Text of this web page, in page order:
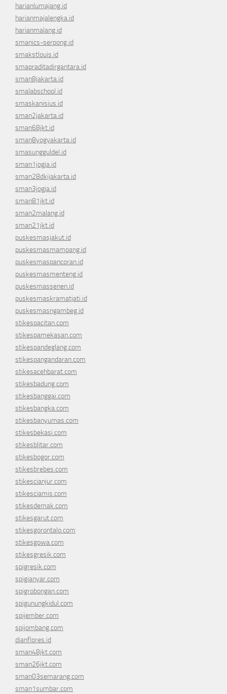
harianlumajang.id
harianmajalengka.id
harianmalang.id
smanics-serpong.id
smakstlouis.id
smapraditadirgantara.id
sman8jakarta.id
smalabschool.id
smaskanisius.id
sman2jakarta.id
sman68jkt.id
sman8yogyakarta.id
smasungguldel.id
sman1jogja.id
sman28dkijakarta.id
sman3jogja.id
sman81jkt.id
sman2malang.id
sman21jkt.id
puskesmasjakut.id
puskesmasmampang.id
puskesmaspancoran.id
puskesmasmenteng.id
puskesmassenen.id
puskesmaskramatjati.id
puskesmasngambeg.id
stikespacitan.com
stikespamekasan.com
stikespandeglang.com
stikespangandaran.com
stikesacehbarat.com
stikesbadung.com
stikesbanggai.com
stikesbangka.com
stikesbanyumas.com
stikesbekasi.com
stikesblitar.com
stikesbogor.com
stikesbrebes.com
stikescianjur.com
stikesciamis.com
stikesdemak.com
stikesgarut.com
stikesgorontalo.com
stikesgowa.com
stikesgresik.com
spigresik.com
spigianyar.com
spigrobongan.com
spigunungkidul.com
spijember.com
spijombang.com
dianflores.id
sman48jkt.com
sman26jkt.com
sman03semarang.com
sman1sumbar.com